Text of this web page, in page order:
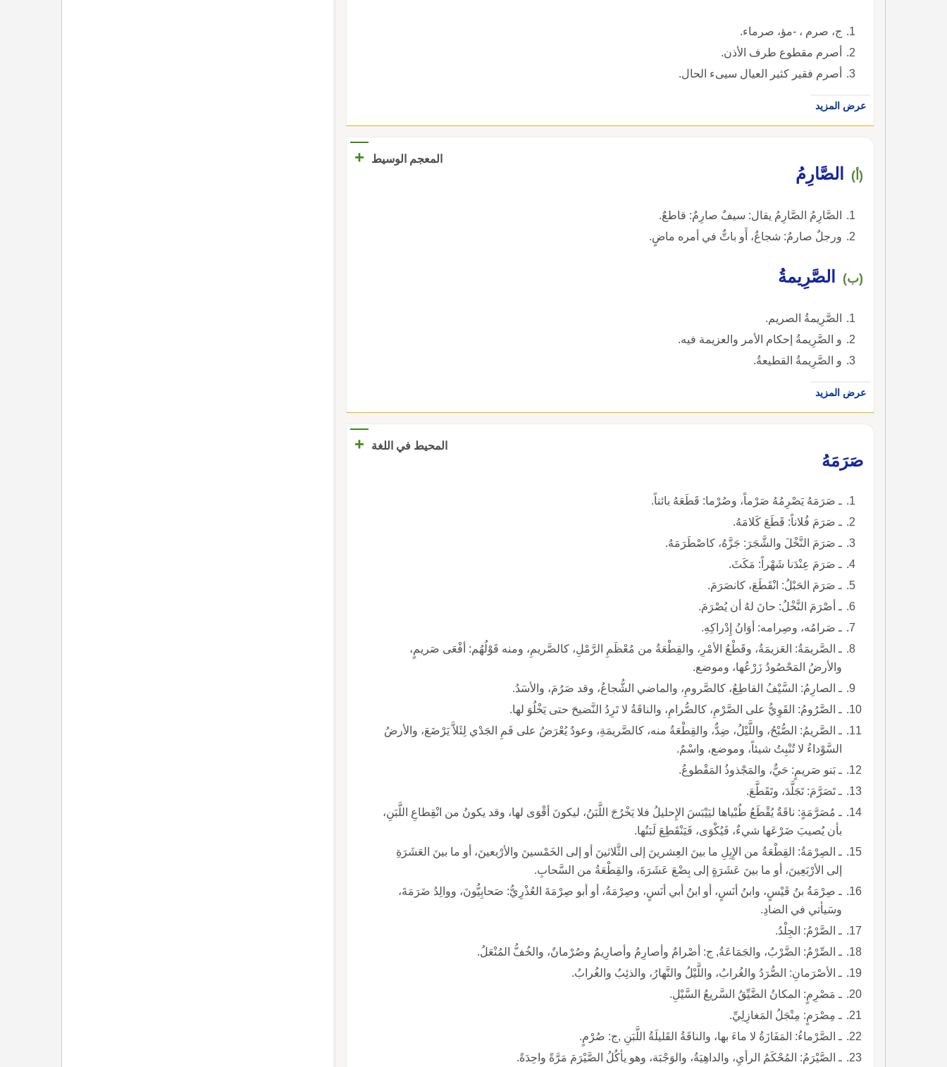
ج، صرم ، -مؤ، صرماء.
أصرم مقطوع طرف الأذن.
أصرم فقير كثير العيال سيىء الحال.
عرض المزيد
المعجم الوسيط +
(أ) الصَّارِمُ
الصَّارِمُ الصَّارِمُ يقال: سيفٌ صارِمٌ: قاطعٌ.
ورجلٌ صارمٌ: شجاعٌ، أَو باتٌّ في أمره ماضٍ.
(ب) الصَّرِيمةُ
الصَّرِيمةُ الصريم.
و الصَّرِيمةُ إحكام الأمر والعزيمة فيه.
و الصَّرِيمةُ القطيعةُ.
عرض المزيد
المحيط في اللغة
+
صَرَمَهُ
ـ صَرَمَهُ يَصْرِمُهُ صَرْماً، وصُرْما: قَطَعَهُ بائناً.
ـ صَرَمَ فُلاناً: قَطَعَ كَلامَهُ.
ـ صَرَمَ النَّخْلَ والشَّجَرَ: جَزَّهُ، كاصْطَرَمَهُ.
ـ صَرَمَ عِنْدَنا شَهْراً: مَكَثَ.
ـ صَرَمَ الحَبْلُ: انْقَطَعَ، كانصَرَمَ.
ـ أصْرَمَ النَّخْلُ: حانَ لهُ أن يُصْرَمَ.
ـ صَرامُه، وصِرامه: أوَانُ إِدْراكِهِ.
ـ الصَّريمَةُ: العَزيمَةُ، وقَطْعُ الأمْرِ، والقِطْعَةُ من مُعْظَمِ الرَّمْلِ، كالصَّريمِ، ومنه قَوْلُهُم: أفْعَى صَريمٍ،
والأرضُ المَحْصُودُ زَرْعُها، وموضع.
ـ الصارِمُ: السَّيْفُ القاطِعُ، كالصَّرومِ، والماضي الشُّجاعُ، وقد صَرُمَ، والأسَدُ.
ـ الصَّرُومُ: القَوِيُّ على الصَّرْمِ، كالصُّرامِ، والناقَةُ لا تَرِدُ النَّضيحَ حتى يَخْلُوَ لها.
ـ الصَّريمُ: الصُّبْحُ، واللَّيْلُ، ضِدٌّ، والقِطْعَةُ منه، كالصَّريمَةِ، وعودٌ يُعْرَضُ على فَمِ الجَدْي لِئَلاَّ يَرْضَعَ، والأرضُ
السَّوْداءُ لا تُنْبِتُ شيئاً، وموضع، واسْمٌ.
ـ بَنو صَريمٍ: حَيٌّ، والمَجْذوذُ المَقْطوعُ.
ـ تَصَرَّمَ: تَجَلَّدَ، وتَقَطَّعَ.
ـ مُصَرَّمَةٍ: ناقَةٌ يُقْطَعُ طُبْياها ليَيْبَسَ الإِحليلُ فلا يَخْرُجَ اللَّبَنُ، ليكونَ أقْوَى لها، وقد يكونُ من انْقِطاعِ اللَّبَنِ،
بأن يُصيبَ ضَرْعَها شيءٌ، فَيُكْوَى، فَيَنْقَطِعَ لَبَنُها.
ـ الصِرْمَةُ: القِطْعَةُ من الإِبِلِ ما بينَ العِشرينَ إلى الثَّلاثينَ أو إلى الخَمْسينَ والأرْبعينَ، أو ما بينَ العَشَرَةِ
إلى الأرْبَعِينَ، أو ما بينَ عَشَرَةٍ إلى بِضْعَ عَشَرَةَ، والقِطْعَةُ من السَّحابِ.
ـ صِرْمَةُ بنُ قَيْسٍ، وابنُ أنَسٍ، أو ابنُ أبي أنَسٍ، وصِرْمَةُ، أو أبو صِرْمَةَ العُذْرِيُّ: صَحابِيُّونَ، ووالِدُ ضَرَمَةَ،
وسَيأتي في الضادِ.
ـ الصَّرْمُ: الجِلْدُ.
ـ الصِّرْمُ: الضَّرْبُ، والجَمَاعَةُ, ج: أصْرامٌ وأصارِمُ وأصارِيمُ وصُرْمانٌ، والخُفُّ المُنْعَلُ.
ـ الأصْرَمانِ: الصُّرَدُ والغُرابُ، واللَّيْلُ والنَّهارُ، والذئِبُ والغُرابُ.
ـ مَصْرِمٍ: المكانُ الضَّيِّقُ السَّريعُ السَّيْلِ.
ـ مِصْرَمٍ: مِنْجَلُ المَغازِلِيِّ.
ـ الصَّرْماءُ: المَفَازَةُ لا ماءَ بها، والناقَةُ القَليلَةُ اللَّبَنِ ,ج: صُرْمٍ.
ـ الصَّيْرَمُ: المُحْكَمُ الرأيِ، والداهِيَةُ، والوَجْبَة، وهو يأكُلُ الصَّيْرَمَ مَرَّةً واحِدَةً.